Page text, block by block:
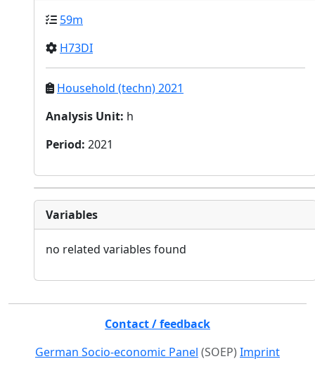
59m
H73DI
Household (techn) 2021
Analysis Unit: h
Period: 2021
Variables
no related variables found
Contact / feedback
German Socio-economic Panel (SOEP) Imprint